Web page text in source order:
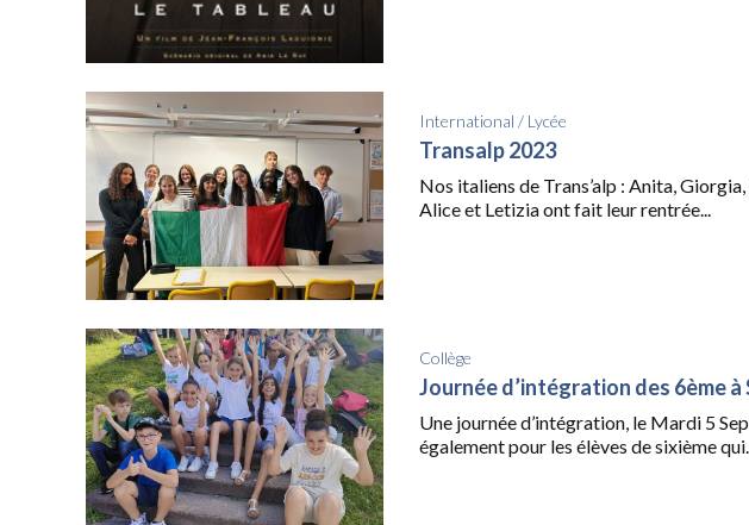
International / Lycée
Transalp 2023
Nos italiens de Trans’alp : Anita,
Alice et Letizia ont fait leur rentrée...
Collège
Journée d’intégration des 6ème à
Une journée d’intégration, le Mardi 5
également pour les élèves de sixième